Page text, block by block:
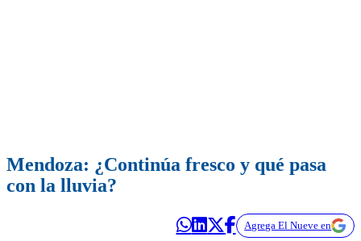
Mendoza: ¿Continúa fresco y qué pasa
con la lluvia?
Agrega El Nueve en